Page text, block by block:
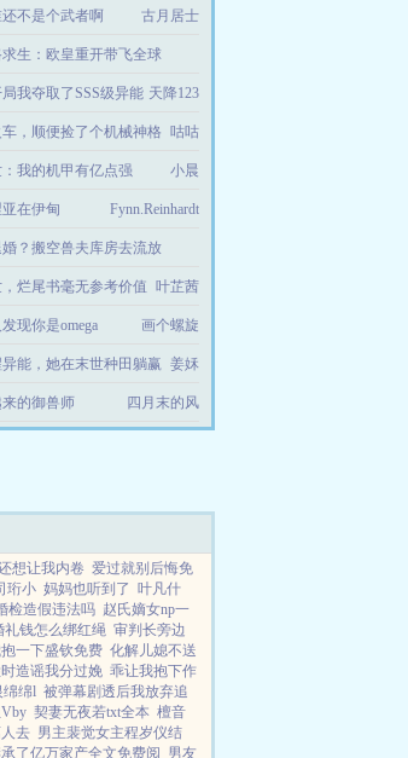
生命在于绘画
不是个武者啊 古月居士
生：欧皇重开带飞全球
真的很喜欢睡觉
我夺取了SSS级异能 天降123
，顺便捡了个机械神格 咕咕
我的机甲有亿点强 小晨
在伊甸 Fynn.Reinhardt
？搬空兽夫库房去流放
逢春意
烂尾书毫无参考价值 叶芷茜
现你是omega 画个螺旋
能，她在末世种田躺赢 姜姀
的御兽师 四月末的风
想让我内卷 爱过就别后悔免
珩小 妈妈也听到了 叶凡什
检造假违法吗 赵氏嫡女np一
礼钱怎么绑红绳 审判长旁边
一下盛钦免费 化解儿媳不送
造谣我分过娩 乖让我抱下作
绵绵l 被弹幕剧透后我放弃追
契妻无夜若txt全本 檀音
去 男主裴觉女主程岁仪结
了亿万家产全文免费阅 男友